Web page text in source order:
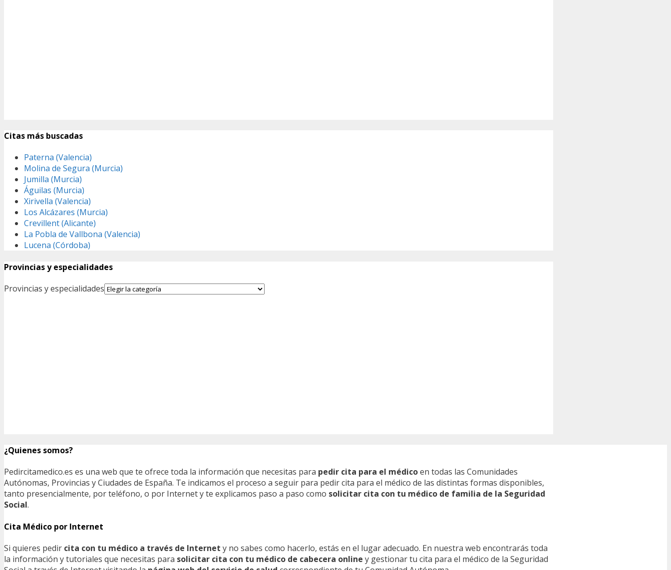
Citas más buscadas
Paterna (Valencia)
Molina de Segura (Murcia)
Jumilla (Murcia)
Águilas (Murcia)
Xirivella (Valencia)
Los Alcázares (Murcia)
Crevillent (Alicante)
La Pobla de Vallbona (Valencia)
Lucena (Córdoba)
Provincias y especialidades
Provincias y especialidades
¿Quienes somos?
Pedircitamedico.es es una web que te ofrece toda la información que necesitas para pedir cita para el médicoen todas las Comunidades
Autónomas, Provincias y Ciudades de España. Te indicamos el proceso a seguir para pedir cita para el médico de las distintas formas disponibles,
tanto presencialmente, por teléfono, o por Internet y te explicamos paso a paso como solicitar cita con tu médico de familia de la Seguridad
Social.
Cita Médico por Internet
Si quieres pedir cita con tu médico a través de Internet y no sabes como hacerlo, estás en el lugar adecuado. En nuestra web encontrarás toda
la información y tutoriales que necesitas para solicitar cita con tu médico de cabecera online y gestionar tu cita para el médico de la Seguridad